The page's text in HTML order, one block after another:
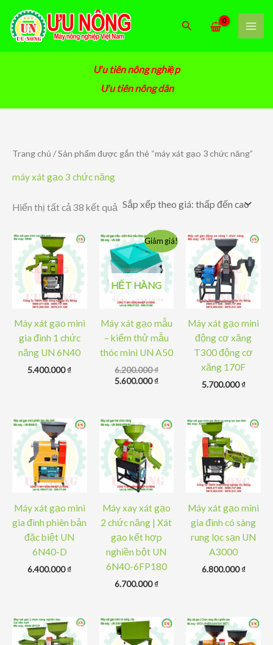
tới
nội
dung
Tìm
Ưu tiên nông nghiệp
Ưu tiên nông dân
Trang chủ / Sản phẩm được gắn thẻ “máy xát gạo 3 chức năng”
máy xát gạo 3 chức năng
Hiển thị tất cả 38 kết quả Đã
theo
giá:
thấp
đến
cao
Máy xát gạo mini
gia đình 1 chức
năng UN 6N40
5.400.000₫
Giảm giá!
HẾT HÀNG
Máy xát gạo mẫu
– kiểm thử mẫu
thóc mini UN A50
6.200.000₫Giá
gốc
5.600.000₫Giá
5.600.000 ₫.
Máy xát gạo mini
động cơ xăng
T300 động cơ
xăng 170F
5.700.000₫
Máy xát gạo mini
gia đình phiên bản
đặc biệt UN
6N40-D
6.400.000₫
Máy xay xát gạo
2 chức năng | Xát
gạo kết hợp
nghiền bột UN
6N40-6FP180
6.700.000₫
Máy xát gạo mini
gia đình có sàng
rung lọc sạn UN
A3000
6.800.000₫